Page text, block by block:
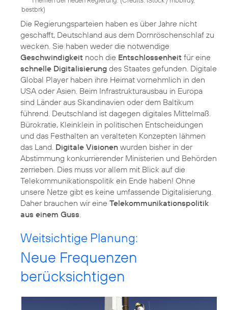
bestbrk)
Die Regierungsparteien haben es über Jahre nicht
geschafft, Deutschland aus dem Dornröschenschlaf zu
wecken. Sie haben weder die notwendige
Geschwindigkeit noch die Entschlossenheit für eine
schnelle Digitalisierung des Staates gefunden. Digitale
Global Player haben ihre Heimat vornehmlich in den
USA oder Asien. Beim Infrastrukturausbau in Europa
sind Länder aus Skandinavien oder dem Baltikum
führend. Deutschland ist dagegen digitales Mittelmaß.
Bürokratie, Kleinklein in politischen Entscheidungen
und das Festhalten an veralteten Konzepten lähmen
das Land. Digitale Visionen wurden bisher in der
Abstimmung konkurrierender Ministerien und Behörden
zerrieben. Dies muss vor allem mit Blick auf die
Telekommunikationspolitik ein Ende haben! Ohne
unsere Netze gibt es keine umfassende Digitalisierung.
Daher brauchen wir eine Telekommunikationspolitik
aus einem Guss.
Weitsichtige Planung:
Neue Frequenzen
berücksichtigen